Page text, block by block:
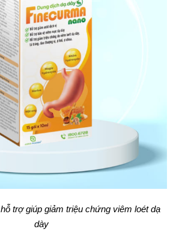
trợ giúp giảm triệu chứng viêm loét dạ
dày